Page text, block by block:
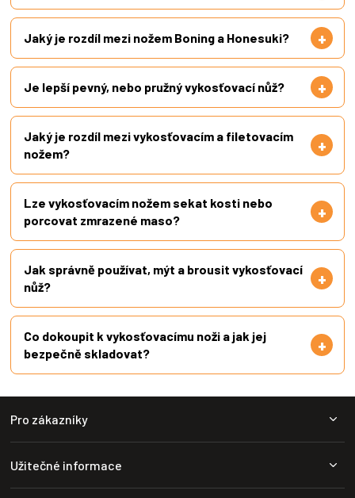
Jaký je rozdíl mezi nožem Boning a Honesuki?
Je lepší pevný, nebo pružný vykosťovací nůž?
Jaký je rozdíl mezi vykosťovacím a filetovacím
nožem?
Lze vykosťovacím nožem sekat kosti nebo
porcovat zmrazené maso?
Jak správně používat, mýt a brousit vykosťovací
nůž?
Co dokoupit k vykosťovacímu noži a jak jej
bezpečně skladovat?
Pro zákazníky
Užitečné informace